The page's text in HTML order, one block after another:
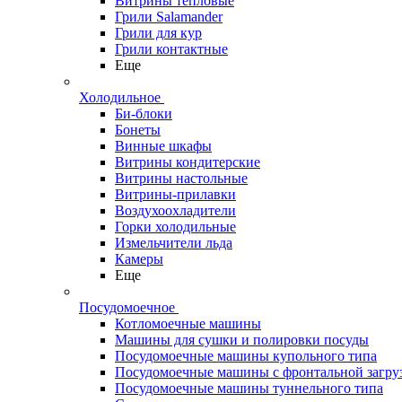
Грили Salamander
Грили для кур
Грили контактные
Еще
Холодильное
Би-блоки
Бонеты
Винные шкафы
Витрины кондитерские
Витрины настольные
Витрины-прилавки
Воздухоохладители
Горки холодильные
Измельчители льда
Камеры
Еще
Посудомоечное
Котломоечные машины
Машины для сушки и полировки посуды
Посудомоечные машины купольного типа
Посудомоечные машины с фронтальной
Посудомоечные машины туннельного типа